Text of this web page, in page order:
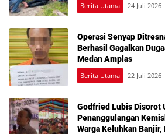
Berita Utama 24 Juli 2026
Operasi Senyap
Berhasil Gagalkan
Medan Amplas
Berita Utama 22 Juli 2026
Godfried Lubis Disorot
Penanggulangan
Warga Keluhkan